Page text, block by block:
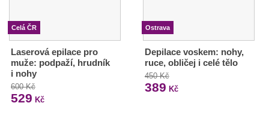
Celá ČR
Laserová epilace pro
muže: podpaží, hrudník
i nohy
600 Kč
529 Kč
Ostrava
Depilace voskem: nohy,
ruce, obličej i celé tělo
450 Kč
389 Kč